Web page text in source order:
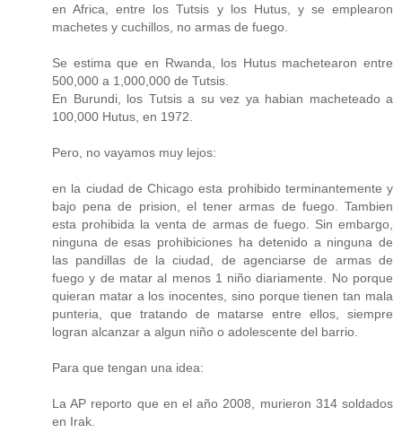
en Africa, entre los Tutsis y los Hutus, y se emplearon
machetes y cuchillos, no armas de fuego.
Se estima que en Rwanda, los Hutus machetearon entre
500,000 a 1,000,000 de Tutsis.
En Burundi, los Tutsis a su vez ya habian macheteado a
100,000 Hutus, en 1972.
Pero, no vayamos muy lejos:
en la ciudad de Chicago esta prohibido terminantemente y
bajo pena de prision, el tener armas de fuego. Tambien
esta prohibida la venta de armas de fuego. Sin embargo,
ninguna de esas prohibiciones ha detenido a ninguna de
las pandillas de la ciudad, de agenciarse de armas de
fuego y de matar al menos 1 niño diariamente. No porque
quieran matar a los inocentes, sino porque tienen tan mala
punteria, que tratando de matarse entre ellos, siempre
logran alcanzar a algun niño o adolescente del barrio.
Para que tengan una idea:
La AP reporto que en el año 2008, murieron 314 soldados
en Irak.